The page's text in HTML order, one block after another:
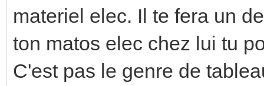
materiel elec. Il te fera un
ton matos elec chez lui tu
C'est pas le genre de